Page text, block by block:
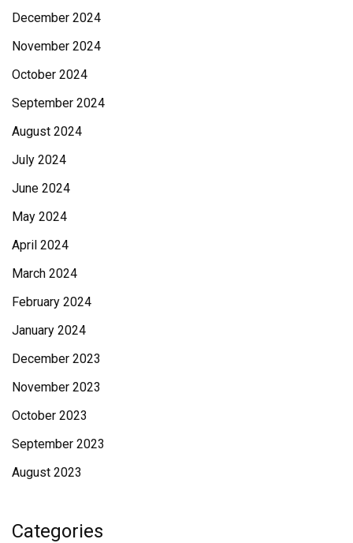
December 2024
November 2024
October 2024
September 2024
August 2024
July 2024
June 2024
May 2024
April 2024
March 2024
February 2024
January 2024
December 2023
November 2023
October 2023
September 2023
August 2023
Categories